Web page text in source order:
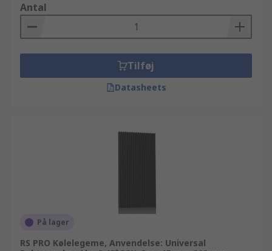
Antal
Tilføj
Datasheets
På lager
RS PRO Kølelegeme, Anvendelse: Universal